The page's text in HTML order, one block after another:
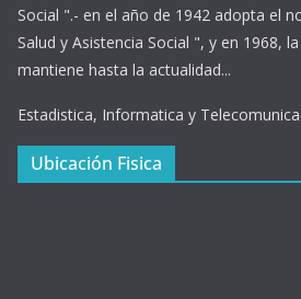
Social ".- en el año de 1942 adopta el
Salud y Asistencia Social ", y en 1968,
mantiene hasta la actualidad...
Estadistica, Informatica y
Ubicación Fisica